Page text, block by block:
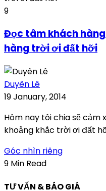
9
Đọc tâm khách hàng
hàng trời ơi đất hỡi
Duyên Lê
19 January, 2014
Hôm nay tôi chia sẽ
khoảng khắc trời ơi đất
Góc nhìn riêng
9 Min Read
TƯ VẤN & BÁO GIÁ